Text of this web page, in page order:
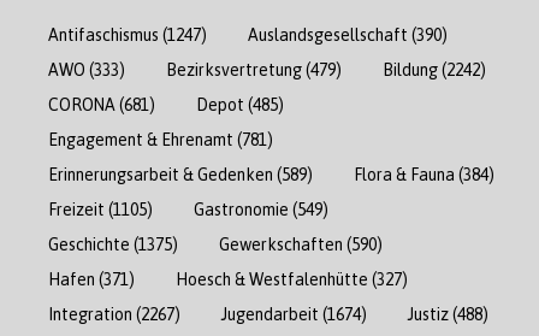
Antifaschismus (1247) Auslandsgesellschaft (390)
AWO (333) Bezirksvertretung(479) Bildung(2242)
CORONA (681) Depot (485)
Engagement & Ehrenamt (781)
Erinnerungsarbeit & Gedenken (589) Flora & Fauna (384)
Freizeit (1105) Gastronomie (549)
Geschichte (1375) Gewerkschaften (590)
Hafen (371) Hoesch & Westfalenhütte (327)
Integration (2267) Jugendarbeit (1674) Justiz(488)